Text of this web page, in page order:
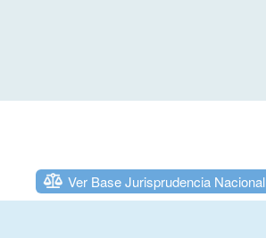
Ver Base Jurisprudencia Nacional